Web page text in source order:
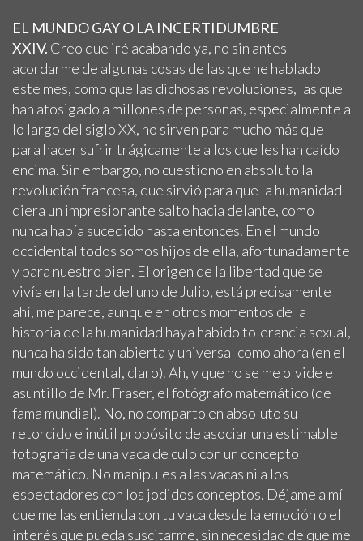
EL MUNDO GAY O LA INCERTIDUMBRE
XXIV. Creo que iré acabando ya, no sin antes
acordarme de algunas cosas de las que he hablado
este mes, como que las dichosas revoluciones, las que
han atosigado a millones de personas, especialmente a
lo largo del siglo XX, no sirven para mucho más que
para hacer sufrir trágicamente a los que les han caído
encima. Sin embargo, no cuestiono en absoluto la
revolución francesa, que sirvió para que la humanidad
diera un impresionante salto hacia delante, como
nunca había sucedido hasta entonces. En el mundo
occidental todos somos hijos de ella, afortunadamente
y para nuestro bien. El origen de la libertad que se
vivía en la tarde del uno de Julio, está precisamente
ahí, me parece, aunque en otros momentos de la
historia de la humanidad haya habido tolerancia sexual,
nunca ha sido tan abierta y universal como ahora (en el
mundo occidental, claro). Ah, y que no se me olvide el
asuntillo de Mr. Fraser, el fotógrafo matemático (de
fama mundial). No, no comparto en absoluto su
retorcido e inútil propósito de asociar una estimable
fotografía de una vaca de culo con un concepto
matemático. No manipules a las vacas ni a los
espectadores con los jodidos conceptos. Déjame a mí
que me las entienda con tu vaca desde la emoción o el
interés que pueda suscitarme, sin necesidad de que me